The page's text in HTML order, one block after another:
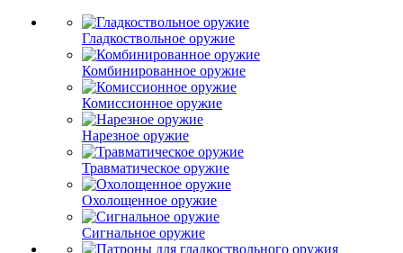
Гладкоствольное оружие
Комбинированное оружие
Комиссионное оружие
Нарезное оружие
Травматическое оружие
Охолощенное оружие
Сигнальное оружие